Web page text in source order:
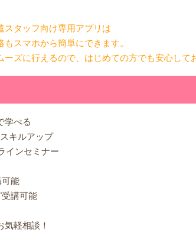
スタッフ向け専用アプリは
スマホから簡単にできます。
ズに行えるので、はじめての方でも安心して
学べる
キルアップ
インセミナー
能
講可能
軽相談！